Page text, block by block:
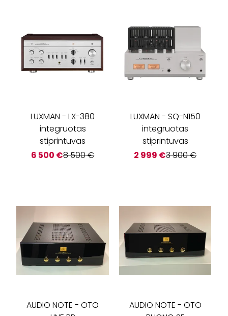
LUXMAN -LX-380
integruotas
stiprintuvas
6 500 €8 500€
LUXMAN - SQ-N150
integruotas
stiprintuvas
2 999 €3 900€
AUDIO NOTE -OTO
AUDIO NOTE - OTO